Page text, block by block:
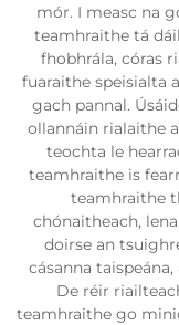
mór. I measc na
teamhraithe tá
fhobhrála, córas
fuaraithe speisialta
gach pannal.
ollannáin rialaithe
teochta le
teamhraithe is
teamhraithe
chónaitheach,
doirse an
cásanna
De réir
teamhraithe go